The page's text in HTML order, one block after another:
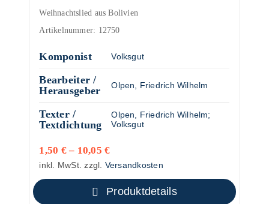
Weihnachtslied aus Bolivien
Artikelnummer: 12750
Komponist Volksgut
Bearbeiter /
Herausgeber
Olpen, Friedrich Wilhelm
Texter /
Textdichtung
Olpen, Friedrich Wilhelm;
Volksgut
1,50 €– 10,05€
inkl. MwSt. zzgl. Versandkosten
Produktdetails